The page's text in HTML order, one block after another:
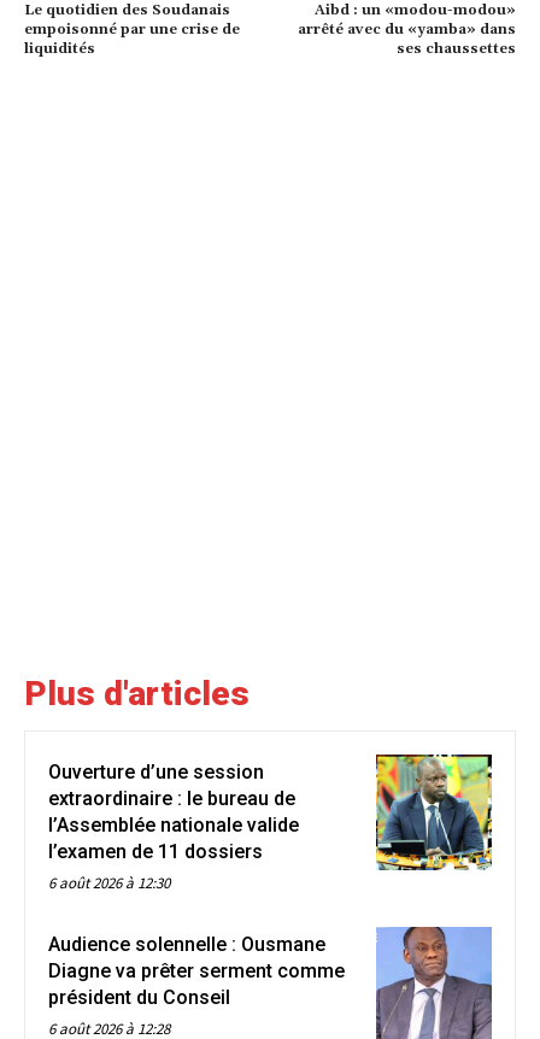
Le quotidien des Soudanais
empoisonné par une crise de
liquidités
Aibd : un «modou-modou»
arrêté avec du «yamba» dans
ses chaussettes
Plus d'articles
Ouverture d’une session
extraordinaire : le bureau de
l’Assemblée nationale valide
l’examen de 11 dossiers
6 août 2026 à 12:30
Audience solennelle : Ousmane
Diagne va prêter serment comme
président du Conseil
6 août 2026 à 12:28